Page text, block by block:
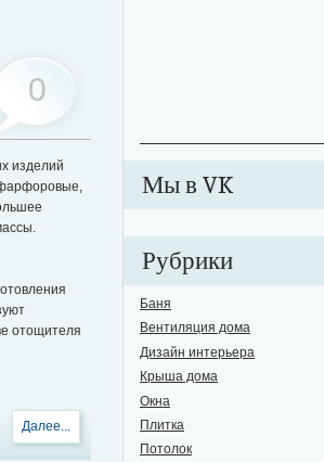
В
необходимо
0
изделий
отощителя
Далее...
Мы в VK
Рубрики
Баня
Вентиляция дома
Дизайн интерьера
Крыша дома
Окна
Плитка
Потолок